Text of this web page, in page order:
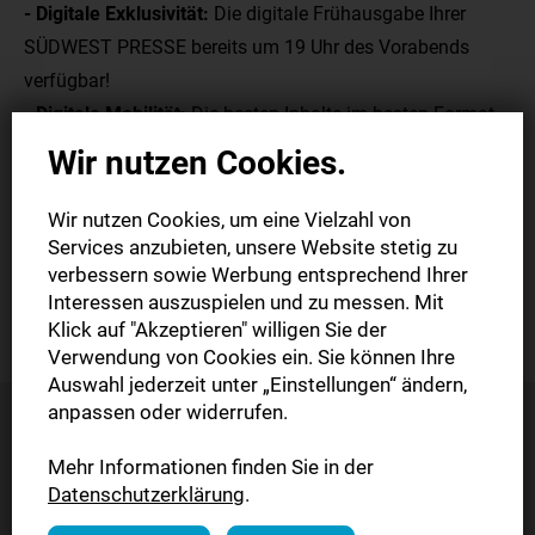
- Digitale Exklusivität: Die digitale Frühausgabe Ihrer
SÜDWEST PRESSE bereits um 19 Uhr des Vorabends
verfügbar!
- Digitale Mobilität:Die besten Inhalte im besten Format
– wann und wo Sie wollen!
- Digitale Aktualität:Topaktuelle Berichterstattung über
Politik, Sport und das Geschehen in Ihrer Region mit Ihrem
SWPplus Zugang!
Jetzt upgraden
Worauf warten Sie
Wir nutzen Cookies.
Wir nutzen Cookies, um eine Vielzahl von
Services anzubieten, unsere Website stetig zu
verbessern sowie Werbung entsprechend Ihrer
Interessen auszuspielen und zu messen. Mit
Klick auf "Akzeptieren" willigen Sie der
Verwendung von Cookies ein. Sie können Ihre
Auswahl jederzeit unter „Einstellungen“ ändern,
anpassen oder widerrufen.
Mehr Informationen finden Sie in der
Datenschutzerklärung.